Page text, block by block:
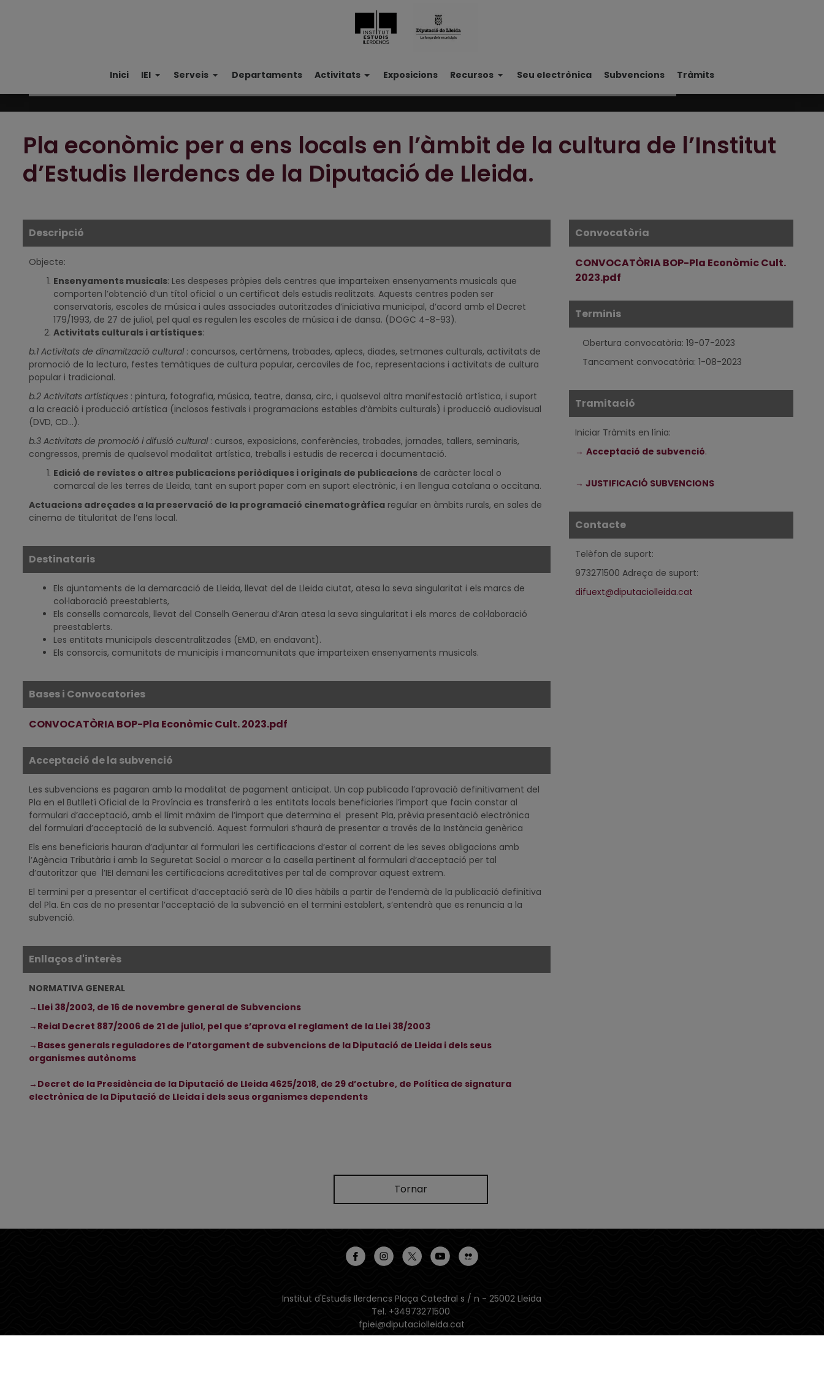
Inici IEI Serveis Departaments Activitats Exposicions Recursos Seu electrònica Subvencions Tràmits
Descripció
Objecte:
Ensenyaments musicals: Les despeses pròpies dels centres que imparteixen ensenyaments musicals que
comporten l’obtenció d’un títol oficial o un certificat dels estudis realitzats. Aquests centres poden ser
conservatoris, escoles de música i aules associades autoritzades d’iniciativa municipal, d’acord amb el Decret
179/1993, de 27 de juliol, pel qual es regulen les escoles de música i de dansa. (DOGC 4-8-93).
Activitats culturals i artístiques:
b.1 Activitats de dinamització cultural : concursos, certàmens, trobades, aplecs, diades, setmanes culturals, activitats de
promoció de la lectura, festes temàtiques de cultura popular, cercaviles de foc, representacions i activitats de cultura
popular i tradicional.
b.2 Activitats artístiques : pintura, fotografia, música, teatre, dansa, circ, i qualsevol altra manifestació artística, i suport
a la creació i producció artística (inclosos festivals i programacions estables d’àmbits culturals) i producció audiovisual
(DVD, CD...).
b.3 Activitats de promoció i difusió cultural : cursos, exposicions, conferències, trobades, jornades, tallers, seminaris,
congressos, premis de qualsevol modalitat artística, treballs i estudis de recerca i documentació.
Edició de revistes o altres publicacions periòdiques i originals de publicacionsde caràcter local o
comarcal de les terres de Lleida, tant en suport paper com en suport electrònic, i en llengua catalana o occitana.
Actuacions adreçades a la preservació de la programació cinematogràficaregular en àmbits rurals, en sales de
cinema de titularitat de l’ens local.
Destinataris
Els ajuntaments de la demarcació de Lleida, llevat del de Lleida ciutat, atesa la seva singularitat i els marcs de
col·laboració preestablerts,
Els consells comarcals, llevat del Conselh Generau d’Aran atesa la seva singularitat i els marcs de col·laboració
preestablerts.
Les entitats municipals descentralitzades (EMD, en endavant).
Els consorcis, comunitats de municipis i mancomunitats que imparteixen ensenyaments musicals.
Bases i Convocatories
CONVOCATÒRIA BOP-Pla Econòmic Cult. 2023.pdf
Acceptació de la subvenció
Les subvencions es pagaran amb la modalitat de pagament anticipat. Un cop publicada l’aprovació definitivament del
Pla en el Butlletí Oficial de la Província es transferirà a les entitats locals beneficiaries l’import que facin constar al
formulari d’acceptació, amb el límit màxim de l’import que determina el present Pla, prèvia presentació electrònica
del formulari d’acceptació de la subvenció. Aquest formulari s’haurà de presentar a través de la Instància genèrica
Els ens beneficiaris hauran d’adjuntar al formulari les certificacions d’estar al corrent de les seves obligacions amb
l’Agència Tributària i amb la Seguretat Social o marcar a la casella pertinent al formulari d’acceptació per tal
d’autoritzar que l’IEI demani les certificacions acreditatives per tal de comprovar aquest extrem.
El termini per a presentar el certificat d’acceptació serà de 10 dies hàbils a partir de l’endemà de la publicació definitiva
del Pla. En cas de no presentar l’acceptació de la subvenció en el termini establert, s’entendrà que es renuncia a la
subvenció.
Enllaços d'interès
NORMATIVA GENERAL
→ Llei 38/2003, de 16 de novembre general de Subvencions
→ Reial Decret 887/2006 de 21 de juliol, pel que s’aprova el reglament de la Llei 38/2003
→ Bases generals reguladores de l’atorgament de subvencions de la Diputació de Lleida i dels seus
organismes autònoms
→ Decret de la Presidència de la Diputació de Lleida 4625/2018, de 29 d’octubre, de Política de signatura
electrònica de la Diputació de Lleida i dels seus organismes dependents
Convocatòria
CONVOCATÒRIA BOP-Pla Econòmic Cult.
2023.pdf
Terminis
Obertura convocatòria: 19-07-2023
Tancament convocatòria: 1-08-2023
Tramitació
Iniciar Tràmits en línia:
→Acceptació de subvenció.
→ JUSTIFICACIÓ SUBVENCIONS
Contacte
Telèfon de suport:
973271500 Adreça de suport:
difuext@diputaciolleida.cat
Pla econòmic per a ens locals en l’àmbit de la cultura de l’Institut
d’Estudis Ilerdencs de la Diputació de Lleida.
Tornar
Institut d'Estudis Ilerdencs Plaça Catedral s / n - 25002 Lleida
Tel. +34973271500
fpiei@diputaciolleida.cat